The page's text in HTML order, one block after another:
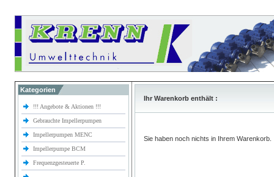
Kategorien
!!! Angebote & Aktionen !!!
Gebrauchte Impellerpumpen
Impellerpumpen MENC
Impellerpumpe BCM
Frequenzgesteuerte P.
Ihr Warenkorb enthält :
Sie haben noch nichts in Ihrem Warenkorb.